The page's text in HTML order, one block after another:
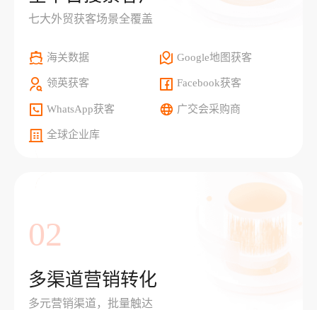
七大外贸获客场景全覆盖
海关数据 Google地图获客
领英获客 Facebook获客
WhatsApp获客 广交会采购商
全球企业库
02
多渠道营销转化
多元营销渠道，批量触达